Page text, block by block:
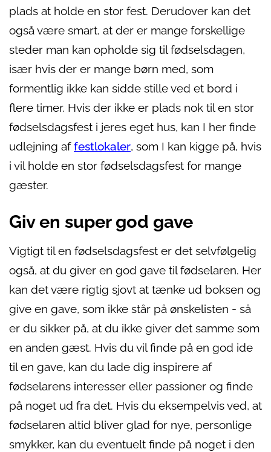
plads at holde en stor fest. Derudover kan det
også være smart, at der er mange forskellige
steder man kan opholde sig til fødselsdagen,
især hvis der er mange børn med, som
formentlig ikke kan sidde stille ved et bord i
flere timer. Hvis der ikke er plads nok til en stor
fødselsdagsfest i jeres eget hus, kan I her finde
udlejning affestlokaler, som I kan kigge på, hvis
i vil holde en stor fødselsdagsfest for mange
gæster.
Giv en super god gave
Vigtigt til en fødselsdagsfest er det selvfølgelig
også, at du giver en god gave til fødselaren. Her
kan det være rigtig sjovt at tænke ud boksen og
give en gave, som ikke står på ønskelisten - så
er du sikker på, at du ikke giver det samme som
en anden gæst. Hvis du vil finde på en god ide
til en gave, kan du lade dig inspirere af
fødselarens interesser eller passioner og finde
på noget ud fra det. Hvis du eksempelvis ved, at
fødselaren altid bliver glad for nye, personlige
smykker, kan du eventuelt finde på noget i den